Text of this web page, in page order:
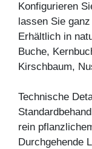
Konfigurieren
lassen Sie
Erhältlich in
Buche,
Kirschbaum,
Technische
rein
Durchgehende